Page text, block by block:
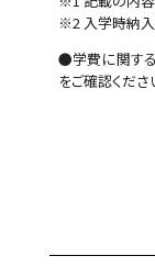
※2 入学時納
●学費に関す
をご確認くださ